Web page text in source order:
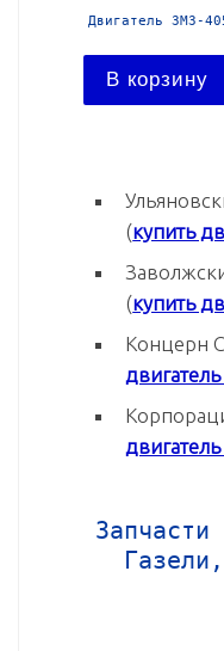
Двигатель ЗМЗ-
В корзину
(купить
(купить
Концерн